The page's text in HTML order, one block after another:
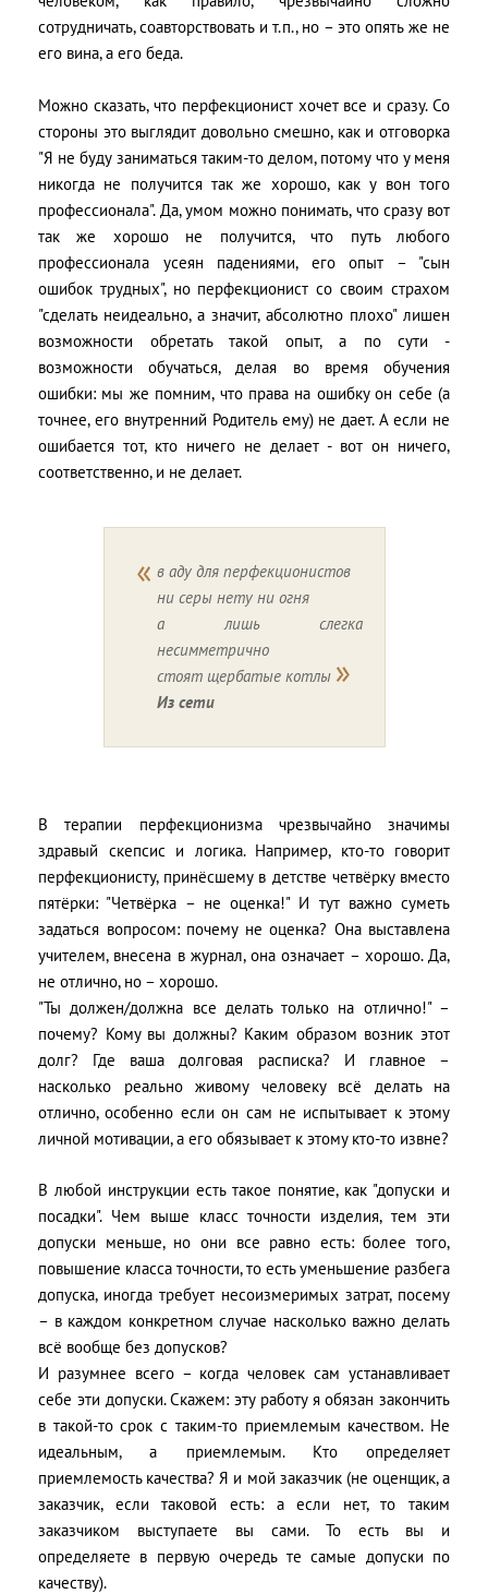
сотрудничать, соавторствовать и т.п., но – это опять же не
его вина, а его беда.
Можно сказать, что перфекционист хочет все и сразу. Со
стороны это выглядит довольно смешно, как и отговорка
"Я не буду заниматься таким-то делом, потому что у меня
никогда не получится так же хорошо, как у вон того
профессионала". Да, умом можно понимать, что сразу вот
так же хорошо не получится, что путь любого
профессионала усеян падениями, его опыт – "сын
ошибок трудных", но перфекционист со своим страхом
"сделать неидеально, а значит, абсолютно плохо" лишен
возможности обретать такой опыт, а по сути -
возможности обучаться, делая во время обучения
ошибки: мы же помним, что права на ошибку он себе (а
точнее, его внутренний Родитель ему) не дает. А если не
ошибается тот, кто ничего не делает - вот он ничего,
соответственно, и не делает.
в аду для перфекционистов
ни серы нету ни огня
а лишь слегка
несимметрично
стоят щербатые котлы
Из сети
В терапии перфекционизма чрезвычайно значимы
здравый скепсис и логика. Например, кто-то говорит
перфекционисту, принёсшему в детстве четвёрку вместо
пятёрки: "Четвёрка – не оценка!" И тут важно суметь
задаться вопросом: почему не оценка? Она выставлена
учителем, внесена в журнал, она означает – хорошо. Да,
не отлично, но – хорошо.
"Ты должен/должна все делать только на отлично!" –
почему? Кому вы должны? Каким образом возник этот
долг? Где ваша долговая расписка? И главное –
насколько реально живому человеку всё делать на
отлично, особенно если он сам не испытывает к этому
личной мотивации, а его обязывает к этому кто-то извне?
В любой инструкции есть такое понятие, как "допуски и
посадки". Чем выше класс точности изделия, тем эти
допуски меньше, но они все равно есть: более того,
повышение класса точности, то есть уменьшение разбега
допуска, иногда требует несоизмеримых затрат, посему
– в каждом конкретном случае насколько важно делать
всё вообще без допусков?
И разумнее всего – когда человек сам устанавливает
себе эти допуски. Скажем: эту работу я обязан закончить
в такой-то срок с таким-то приемлемым качеством. Не
идеальным, а приемлемым. Кто определяет
приемлемость качества? Я и мой заказчик (не оценщик, а
заказчик, если таковой есть: а если нет, то таким
заказчиком выступаете вы сами. То есть вы и
определяете в первую очередь те самые допуски по
качеству).